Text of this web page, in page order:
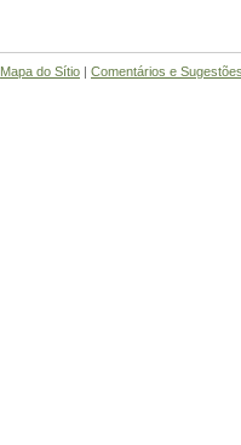
Mapa do Sítio Comentários e Sugestões